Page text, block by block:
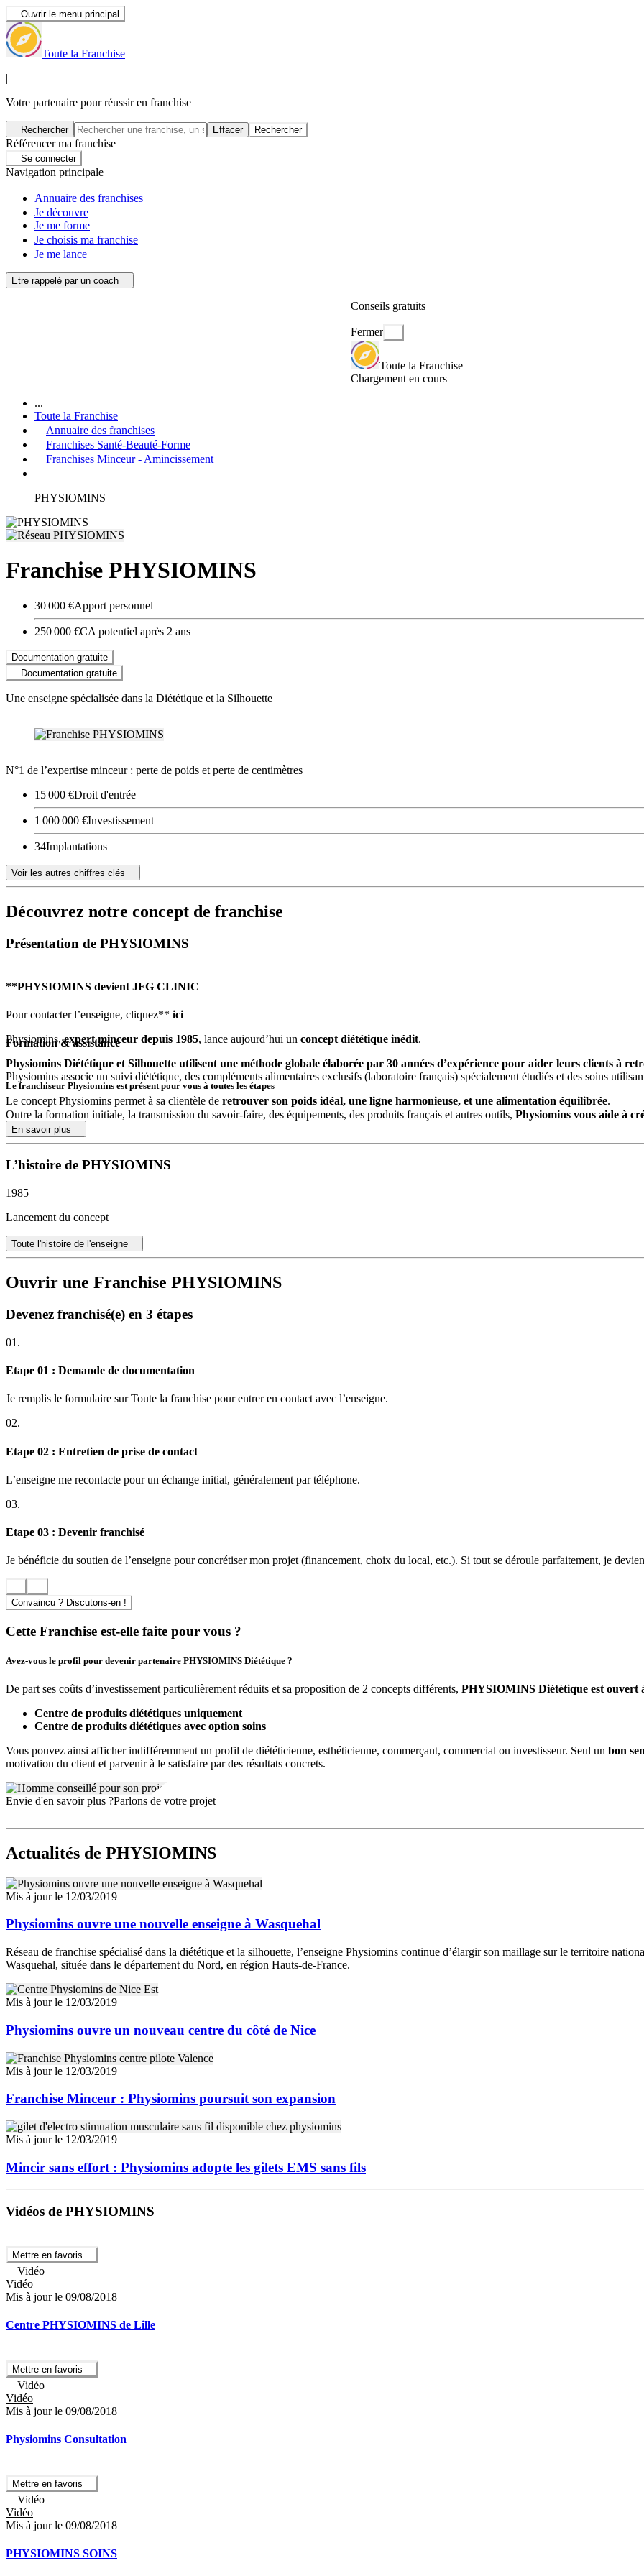
Ouvrir le menu principal
Toute la Franchise
|
Votre partenaire pour réussir en franchise
Rechercher Effacer Rechercher
Référencer ma franchise
Se connecter
Navigation principale
Annuaire des franchises
Je découvre
Je me forme
Je choisis ma franchise
Je me lance
Etre rappelé par un coach
Conseils gratuits
Fermer
Toute la Franchise
Chargement en cours
...
Toute la Franchise
Annuaire des franchises
Franchises Santé-Beauté-Forme
Franchises Minceur - Amincissement
PHYSIOMINS
Franchise PHYSIOMINS
30 000 €Apport personnel
250 000 €CA potentiel après 2 ans
Documentation gratuite
Documentation gratuite
Une enseigne spécialisée dans la Diététique et la Silhouette
N°1 de l’expertise minceur : perte de poids et perte de centimètres
15 000 €Droit d'entrée
1 000 000 €Investissement
34Implantations
Voir les autres chiffres clés
Découvrez notre concept de franchise
Présentation de PHYSIOMINS
**PHYSIOMINS devient JFG CLINIC
Pour contacter l’enseigne, cliquez** ici
Physiomins,expert minceur depuis 1985, lance aujourd’hui un concept diététique inédit.
Physiomins Diététique et Silhouette utilisent une méthode globale élaborée par 30 années d’expérience pour aider leurs clients à
Physiomins associe un suivi diététique, des compléments alimentaires exclusifs (laboratoire français) spécialement étudiés et des soins
Le concept Physiomins permet à sa clientèle de retrouver son poids idéal, une ligne harmonieuse, et une alimentation équilibrée.
Gregory Olagnon est le garant de la qualité de la méthode proposée. Associé depuis 20 ans à l’entreprise créée par son père, il a occupé des
dictature médiatique de la minceur, cette tendance s’inscrit dans un désir de vie et d’alimentation saine.
1 français sur 10 est touché par l’obésité, un sur 3 est en surpoids et 2 français sur 3 désirent perdre du poids
consomme des compléments alimentaires, les femmes étant 2 fois plus nombreuses que les hommes.
Les atouts de cette enseigne
Une enseigne établie avec un concept spécifique en innovation permanente
La Minceur, un investissement sûr : 33% des Français seraient en surpoids, 2 français sur 3 désirent perde du poids
Une gamme de compléments alimentaires à la marque efficaces, exclusifs, et fabriqués en France
Aucun droit d’entrée ni de redevances ! Le concept permet une marge de 60% sur les produits et de 95% sur les soins complémentaires
L’accompagnement de la tête de réseau
Une aide permanente et une présence à toutes les étapes : au-delà de la fourniture de la marque, de l’enseigne et du savoir-faire, Physiomins
Accompagnement au lancement de votre activité : formation initiale, plan media et conseils d’ouverture, mise à disposition d’outils
personnalisé
Le nouveau concept Physiomins Diététique
Les boutiques d’environ 50 M2 ont des emplacements visibles
Lecentre diététique Physiominscomprend un espace vente de produits, un espace coaching et des cabines de soins
Formation & assistance
Le franchiseur Physiomins est présent pour vous à toutes les étapes
Outre la formation initiale, la transmission du savoir-faire, des équipements, des produits français et autres outils, Physiomins vous aide à
présenter le dossier de financement aux banques.
recrutement, de suivi et de fidélisation de la clientèle.
Physiomins
En savoir plus
L’histoire de PHYSIOMINS
1985
Lancement du concept
Toute l'histoire de l'enseigne
Ouvrir une Franchise PHYSIOMINS
Devenez franchisé(e) en 3 étapes
01.
Etape 01 : Demande de documentation
Je remplis le formulaire sur Toute la franchise pour entrer en contact avec l’enseigne.
02.
Etape 02 : Entretien de prise de contact
L’enseigne me recontacte pour un échange initial, généralement par téléphone.
03.
Etape 03 : Devenir franchisé
Je bénéficie du soutien de l’enseigne pour concrétiser mon projet (financement, choix du local, etc.). Si tout se déroule parfaitement, je
Convaincu ? Discutons-en !
Cette Franchise est-elle faite pour vous ?
Avez-vous le profil pour devenir partenaire PHYSIOMINS Diététique ?
De part ses coûts d’investissement particulièrement réduits et sa proposition de 2 concepts différents, PHYSIOMINS Diététique est ouvert
Centre de produits diététiques uniquement
Centre de produits diététiques avec option soins
Vous pouvez ainsi afficher indifféremment un profil de diététicienne, esthéticienne, commerçant, commercial ou investisseur. Seul un bon
motivation du client et parvenir à le satisfaire par des résultats concrets.
Envie d'en savoir plus ?Parlons de votre projet
Actualités de PHYSIOMINS
Mis à jour le 12/03/2019
Physiomins ouvre une nouvelle enseigne à Wasquehal
Réseau de franchise spécialisé dans la diététique et la silhouette, l’enseigne Physiomins continue d’élargir son maillage sur le territoire
Wasquehal, située dans le département du Nord, en région Hauts-de-France.
Mis à jour le 12/03/2019
Physiomins ouvre un nouveau centre du côté de Nice
Mis à jour le 12/03/2019
Franchise Minceur : Physiomins poursuit son expansion
Mis à jour le 12/03/2019
Mincir sans effort : Physiomins adopte les gilets EMS sans fils
Vidéos de PHYSIOMINS
Mettre en favoris
Vidéo
Vidéo
Mis à jour le 09/08/2018
Centre PHYSIOMINS de Lille
Mettre en favoris
Vidéo
Vidéo
Mis à jour le 09/08/2018
Physiomins Consultation
Mettre en favoris
Vidéo
Vidéo
Mis à jour le 09/08/2018
PHYSIOMINS SOINS